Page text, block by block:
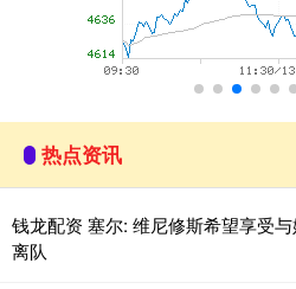
热点资讯
钱龙配资 塞尔: 维尼修斯希望享受
离队